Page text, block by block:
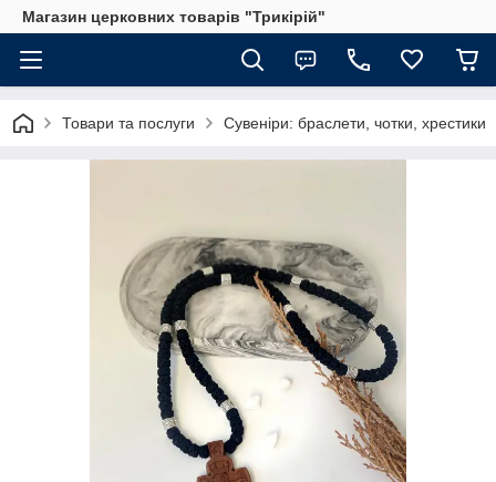
Магазин церковних товарів "Трикірій"
Товари та послуги Сувеніри: браслети, чотки, хрестики